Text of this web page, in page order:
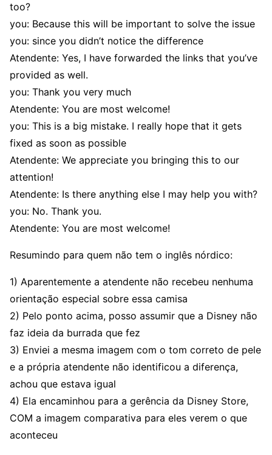
too?
you: Because this will be important to solve the issue
you: since you didn’t notice the difference
Atendente: Yes, I have forwarded the links that you’ve
provided as well.
you: Thank you very much
Atendente: You are most welcome!
you: This is a big mistake. I really hope that it gets
fixed as soon as possible
Atendente: We appreciate you bringing this to our
attention!
Atendente: Is there anything else I may help you with?
you: No. Thank you.
Atendente: You are most welcome!
Resumindo para quem não tem o inglês nórdico:
1) Aparentemente a atendente não recebeu nenhuma
orientação especial sobre essa camisa
2) Pelo ponto acima, posso assumir que a Disney não
faz ideia da burrada que fez
3) Enviei a mesma imagem com o tom correto de pele
e a própria atendente não identificou a diferença,
achou que estava igual
4) Ela encaminhou para a gerência da Disney Store,
COM a imagem comparativa para eles verem o que
aconteceu